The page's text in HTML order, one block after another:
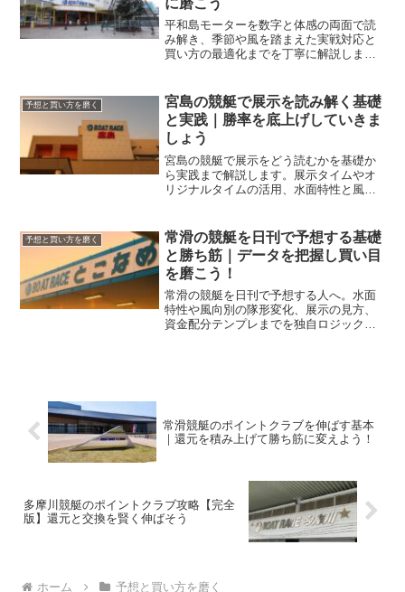
に磨こう
平和島モーターを数字と体感の両面で読
み解き、季節や風を踏まえた実戦対応と
買い方の最適化までを丁寧に解説しま
図りましょう。
予想と買い方を磨く
宮島の競艇で展示を読み解く基礎
と実践｜勝率を底上げしていきま
しょう
宮島の競艇で展示をどう読むかを基礎か
ら実践まで解説します。展示タイムやオ
リジナルタイムの活用、水面特性と風向
げます。
予想と買い方を磨く
常滑の競艇を日刊で予想する基礎
と勝ち筋｜データを把握し買い目
を磨こう！
常滑の競艇を日刊で予想する人へ。水面
特性や風向別の隊形変化、展示の見方、
資金配分テンプレまでを独自ロジックで
常滑競艇のポイントクラブを伸ばす基本
｜還元を積み上げて勝ち筋に変えよう！
多摩川競艇のポイントクラブ攻略【完全
版】還元と交換を賢く伸ばそう
ホーム 予想と買い方を磨く